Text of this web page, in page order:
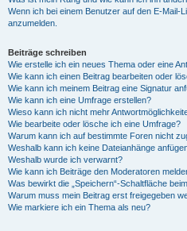
Wenn ich bei einem Benutzer auf den E-Mail-
anzumelden.
Beiträge schreiben
Wie erstelle ich ein neues Thema oder eine
Wie kann ich einen Beitrag bearbeiten oder
Wie kann ich meinem Beitrag eine Signatur
Wie kann ich eine Umfrage erstellen?
Wieso kann ich nicht mehr
Wie bearbeite oder lösche ich eine Umfrage?
Warum kann ich auf bestimmte Foren nicht
Weshalb kann ich keine Dateianhänge
Weshalb wurde ich verwarnt?
Wie kann ich Beiträge den Moderatoren
Was bewirkt die „Speichern“-Schaltfläche
Warum muss mein Beitrag erst freigegeben
Wie markiere ich ein Thema als neu?